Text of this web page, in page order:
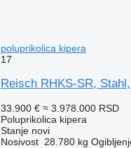
poluprikolica kipera
17
Reisch RHKS-SR,
33.900 € ≈ 3.978.000 RSD
Poluprikolica kipera
Stanjenovi
Nosivost 28.780 kg